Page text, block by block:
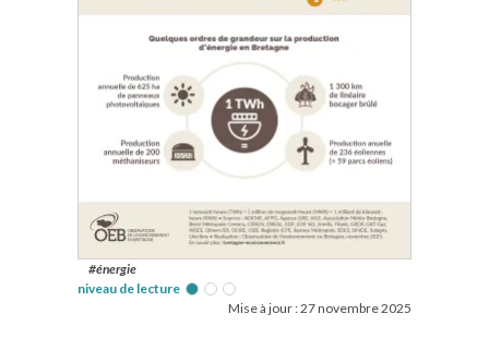
#énergie
niveau de lecture
Mise à jour :27 novembre 2025